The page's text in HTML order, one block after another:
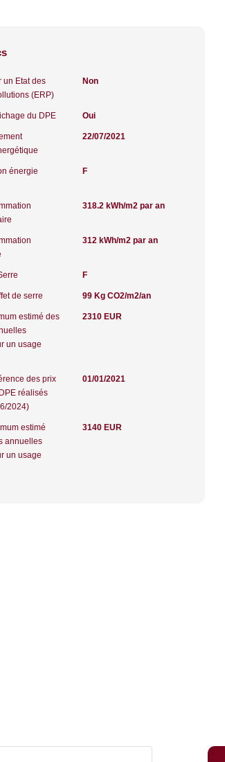
un Etat des
(ERP)
Non
du DPE Oui
22/07/2021
énergie
F
318.2 kWh/m2 par an
312 kWh/m2 par an
F
de serre 99 Kg CO2/m2/an
estimé des
un usage
2310 EUR
des prix
réalisés
2024)
01/01/2021
estimé
annuelles
un usage
3140 EUR